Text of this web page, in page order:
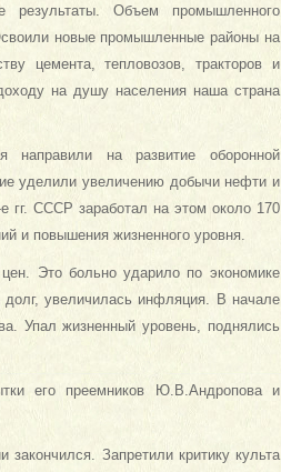
результаты. Объем промышленного
новые промышленные районы на
цемента, тепловозов, тракторов и
на душу населения наша страна
на развитие оборонной
уделили увеличению добычи нефти и
гг. СССР заработал на этом около 170
и повышения жизненного уровня.
Это больно ударило по экономике
увеличилась инфляция. В начале
Упал жизненный уровень, поднялись
его преемников Ю.В.Андропова и
Запретили критику культа